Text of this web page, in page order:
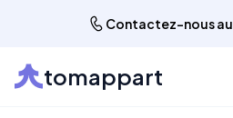
Contactez-nous au
tomappart